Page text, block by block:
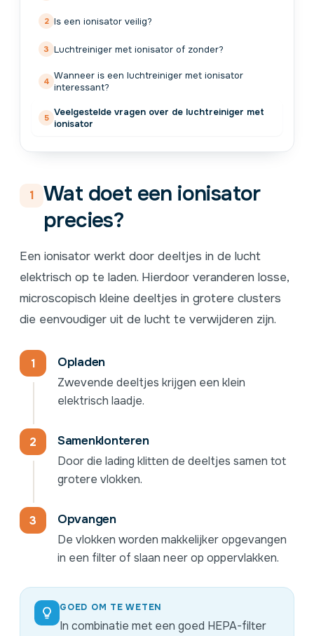
1
Wat doet een ionisator
precies?
Een ionisator werkt door deeltjes in de lucht
elektrisch op te laden. Hierdoor veranderen losse,
microscopisch kleine deeltjes in grotere clusters
die eenvoudiger uit de lucht te verwijderen zijn.
Opladen
Zwevende deeltjes krijgen een klein
elektrisch laadje.
Samenklonteren
Door die lading klitten de deeltjes samen tot
grotere vlokken.
Opvangen
De vlokken worden makkelijker opgevangen
in een filter of slaan neer op oppervlakken.
GOED OM TE WETEN
In combinatie met een goed HEPA-filter
Is een ionisator veilig?
Luchtreiniger met ionisator of zonder?
Wanneer is een luchtreiniger met ionisator
interessant?
Veelgestelde vragen over de luchtreiniger met
ionisator